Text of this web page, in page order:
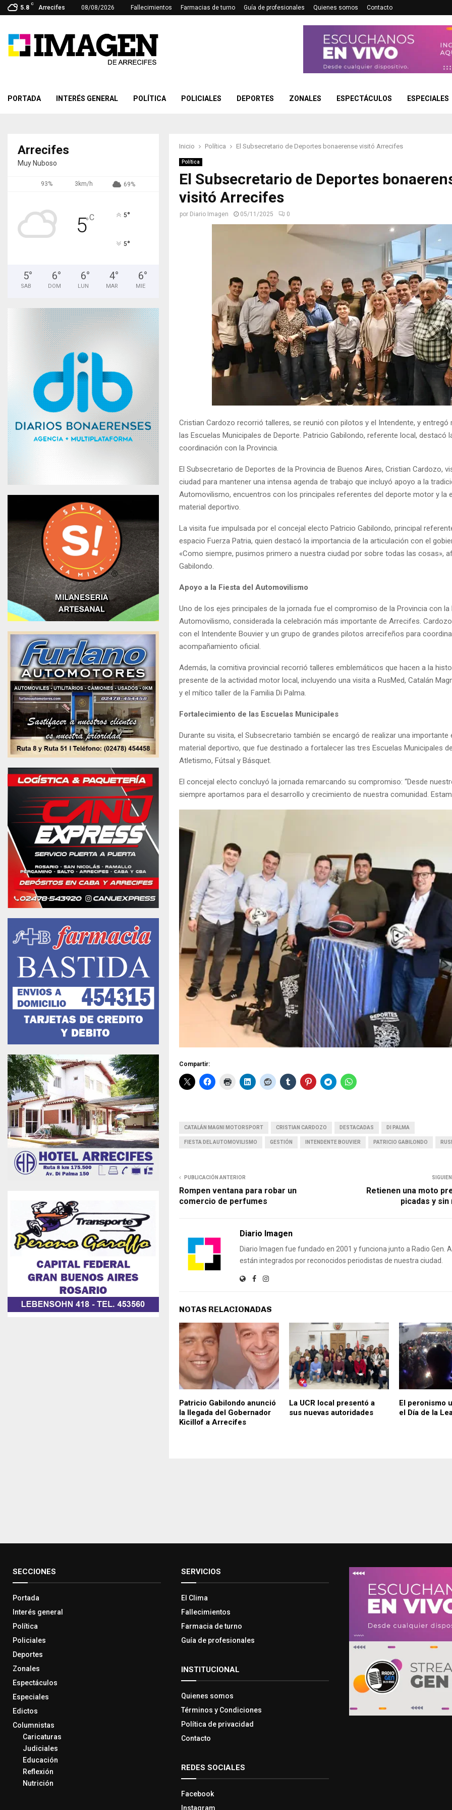
5.8
C
Arrecifes 08/08/2026 Fallecimientos Farmacias de turno Guía de profesionales Quienes somos Contacto
PORTADA INTERÉS GENERAL POLÍTICA POLICIALES DEPORTES ZONALES ESPECTÁCULOS ESPECIALES
Inicio Política El Subsecretario de Deportes bonaerense visitó Arrecifes
Política
El Subsecretario de Deportes
visitó Arrecifes
por Diario Imagen 05/11/2025 0
Cristian Cardozo recorrió talleres, se reunió con pilotos y el Intendente, y entregó
las Escuelas Municipales de Deporte. Patricio Gabilondo, referente local, destacó
coordinación con la Provincia.
El Subsecretario de Deportes de la Provincia de Buenos Aires, Cristian Cardozo,
ciudad para mantener una intensa agenda de trabajo que incluyó apoyo a la
Automovilismo, encuentros con los principales referentes del deporte motor y la
material deportivo.
La visita fue impulsada por el concejal electo Patricio Gabilondo, principal
espacio Fuerza Patria, quien destacó la importancia de la articulación con el
«Como siempre, pusimos primero a nuestra ciudad por sobre todas las cosas»,
Gabilondo.
Apoyo a la Fiesta del Automovilismo
Uno de los ejes principales de la jornada fue el compromiso de la Provincia con la
Automovilismo, considerada la celebración más importante de Arrecifes.
con el Intendente Bouvier y un grupo de grandes pilotos arrecifeños para
acompañamiento oficial.
Además, la comitiva provincial recorrió talleres emblemáticos que hacen a la
presente de la actividad motor local, incluyendo una visita a RusMed, Catalán
y el mítico taller de la Familia Di Palma.
Fortalecimiento de las Escuelas Municipales
Durante su visita, el Subsecretario también se encargó de realizar una importante
material deportivo, que fue destinado a fortalecer las tres Escuelas Municipales
Atletismo, Fútsal y Básquet.
El concejal electo concluyó la jornada remarcando su compromiso: “Desde
siempre aportamos para el desarrollo y crecimiento de nuestra comunidad.
Compartir:
CATALÁN MAGNI MOTORSPORT CRISTIAN CARDOZO DESTACADAS DI PALMA
FIESTA DEL AUTOMOVILISMO GESTIÓN INTENDENTE BOUVIER PATRICIO GABILONDO
PUBLICACIÓN ANTERIOR
Rompen ventana para robar un
comercio de perfumes
Retienen una moto
picadas y sin
Diario Imagen
Diario Imagen fue fundado en 2001 y funciona junto a Radio Gen.
están integrados por reconocidos periodistas de nuestra ciudad.
NOTAS RELACIONADAS
Patricio Gabilondo anunció
la llegada del Gobernador
Kicillof a Arrecifes
La UCR local presentó a
sus nuevas autoridades
El peronismo
el Día de la
Arrecifes
Muy Nuboso
93% 3km/h 69%
5°C 5°
5°
5°
SAB
6°
DOM
6°
LUN
4°
MAR
6°
MIE
SECCIONES
Portada
Interés general
Política
Policiales
Deportes
Zonales
Espectáculos
Especiales
Edictos
Columnistas
Caricaturas
Judiciales
Educación
Reflexión
Nutrición
SERVICIOS
El Clima
Fallecimientos
Farmacia de turno
Guía de profesionales
INSTITUCIONAL
Quienes somos
Términos y Condiciones
Política de privacidad
Contacto
REDES SOCIALES
Facebook
Instagram